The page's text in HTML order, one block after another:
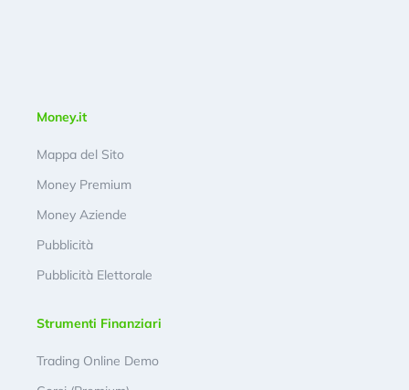
Money.it
Mappa del Sito
Money Premium
Money Aziende
Pubblicità
Pubblicità Elettorale
Strumenti Finanziari
Trading Online Demo